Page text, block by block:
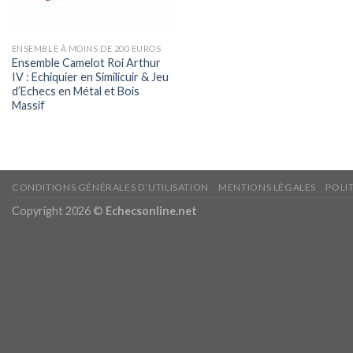
ENSEMBLE À MOINS DE 200 EUROS
Ensemble Camelot Roi Arthur
IV : Echiquier en Similicuir & Jeu
d’Echecs en Métal et Bois
Massif
CONDITIONS GÉNÉRALES D’UTILISATION MENTIONS LÉGALES
Copyright 2026 © Echecsonline.net